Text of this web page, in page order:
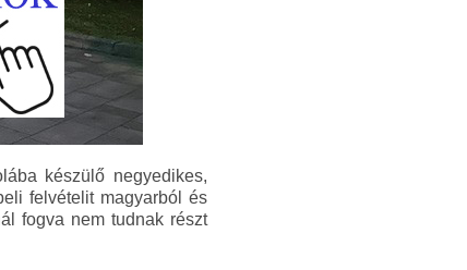
készülő negyedikes,
felvételit magyarból és
fogva nem tudnak részt